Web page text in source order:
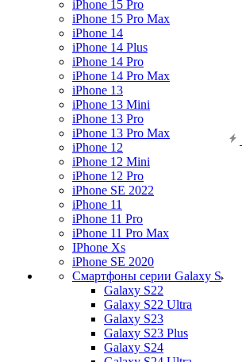
iPhone 15 Pro
iPhone 15 Pro Max
iPhone 14
iPhone 14 Plus
iPhone 14 Pro
iPhone 14 Pro Max
iPhone 13
iPhone 13 Mini
iPhone 13 Pro
iPhone 13 Pro Max
iPhone 12
iPhone 12 Mini
iPhone 12 Pro
iPhone SE 2022
iPhone 11
iPhone 11 Pro
iPhone 11 Pro Max
IPhone Xs
iPhone SE 2020
Смартфоны серии Galaxy S
Galaxy S22
Galaxy S22 Ultra
Galaxy S23
Galaxy S23 Plus
Galaxy S24